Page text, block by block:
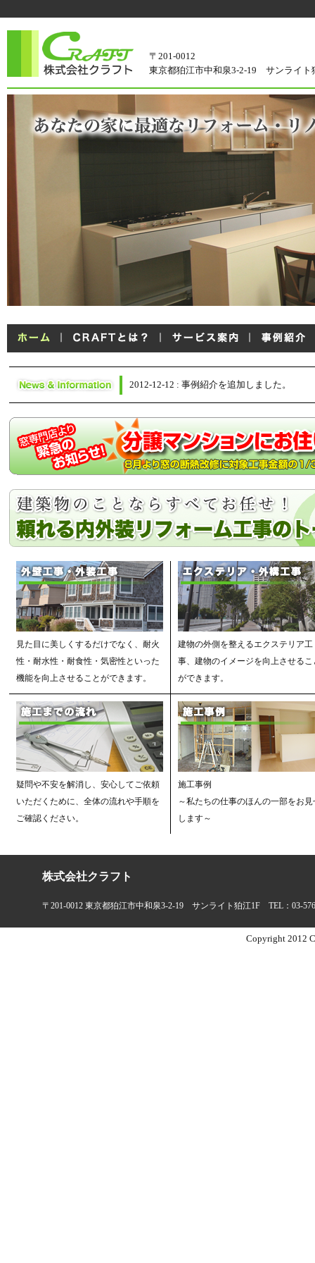
〒201-0012
東京都狛江市中和泉3-2-19 サンライト
2012-12-12 : 事例紹介を追加しました。
見た目に美しくするだけでなく、耐火
性・耐水性・耐食性・気密性といった
機能を向上させることができます。
建物の外側を整えるエクステリア工
事、建物のイメージを向上させるこ
ができます。
疑問や不安を解消し、安心してご依頼
いただくために、全体の流れや手順を
ご確認ください。
施工事例
～私たちの仕事のほんの一部をお見
します～
株式会社クラフト
〒201-0012 東京都狛江市中和泉3-2-19 サンライト狛江1F TEL：03-
Copyright 2012